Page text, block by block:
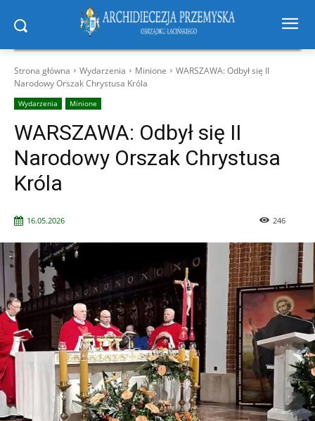
Strona główna Wydarzenia Minione
WARSZAWA: Odbył się II
Narodowy Orszak Chrystusa Króla
Wydarzenia Minione
WARSZAWA: Odbył się II
Narodowy Orszak Chrystusa
Króla
16.05.2026 246